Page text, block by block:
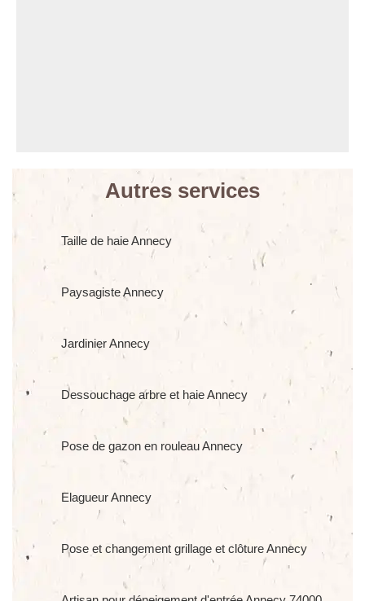
Autres services
Taille de haie Annecy
Paysagiste Annecy
Jardinier Annecy
Dessouchage arbre et haie Annecy
Pose de gazon en rouleau Annecy
Elagueur Annecy
Pose et changement grillage et clôture Annecy